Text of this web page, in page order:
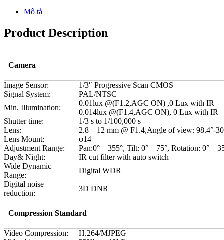
Mô tả
Product Description
Camera
Image Sensor: |
1/3″ Progressive Scan CMOS
Signal System:
|
PAL/NTSC
Min. Illumination:
|
0.01lux @(F1.2,AGC ON) ,0 Lux with IR
0.014lux @(F1.4,AGC ON), 0 Lux with IR
Shutter time:
|
1/3 s to 1/100,000 s
Lens:
|
2.8 – 12 mm @ F1.4,Angle of view: 98.4°-
Lens Mount:
|
φ14
Adjustment Range:
|
Pan:0° – 355°, Tilt: 0° – 75°, Rotation: 0° –
Day& Night:
|
IR cut filter with auto switch
Wide Dynamic
Range:
|
Digital WDR
Digital noise
reduction:
| 3D DNR
Compression Standard
Video Compression: |
H.264/MJPEG